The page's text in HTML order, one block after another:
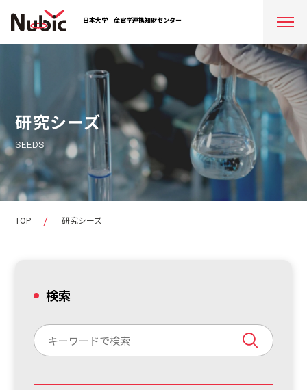
日本大学 産官学連携知財センター
研究シーズ
SEEDS
TOP 研究シーズ
検索